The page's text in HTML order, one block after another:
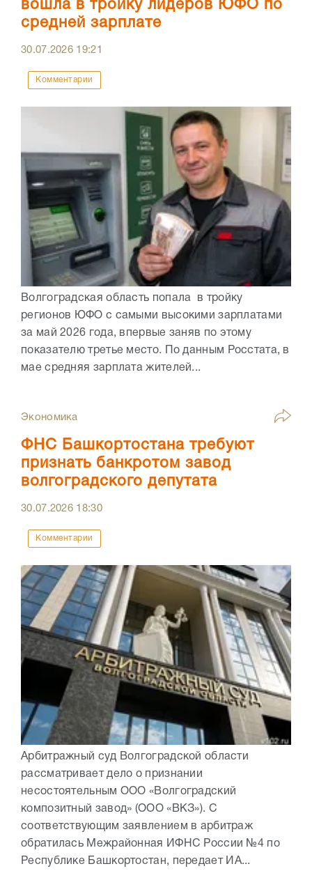
вошла в тройку лидеров ЮФО по
средней зарплате
30.07.2026 19:21
Комментарии
Волгоградская область попала в тройку
регионов ЮФО с самыми высокими зарплатами
за май 2026 года, впервые заняв по этому
показателю третье место. По данным Росстата, в
мае средняя зарплата жителей...
Экономика
ФНС Башкортостана требуют
признать банкротом завод
волгоградского депутата
30.07.2026 18:30
Комментарии
Арбитражный суд Волгоградской области
рассматривает дело о признании
несостоятельным ООО «Волгоградский
композитный завод» (ООО «ВКЗ»). С
соответствующим заявлением в арбитраж
обратилась Межрайонная ИФНС России №4 по
Республике Башкортостан, передает ИА...